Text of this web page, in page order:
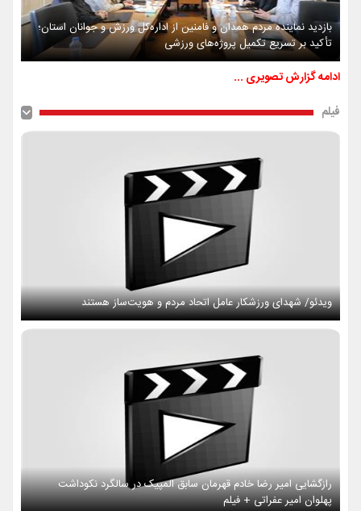
بازدید نماینده مردم همدان و فامنین از اداره‌کل ورزش و جوانان استان؛
تأکید بر تسریع تکمیل پروژه‌های ورزشی
ادامه گزارش تصویری ...
فیلم
ویدئو/ شهدای ورزشکار عامل اتحاد مردم و هویت‌ساز هستند
رازگشایی امیر رضا خادم قهرمان سابق المپیک در سالگرد نکوداشت
پهلوان امیر عفراتی + فیلم